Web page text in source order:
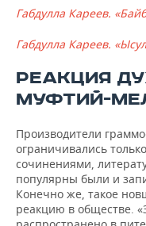
Габдулла Кареев.
Габдулла Кареев.
РЕАКЦИЯ
МУФТИЙ-
Производители
ограничивались
сочинениями,
популярны были и
Конечно же, такое
реакцию в обществе.